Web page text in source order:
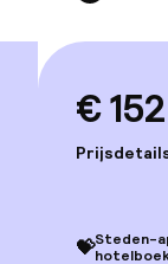
€ 152
💝Steden-